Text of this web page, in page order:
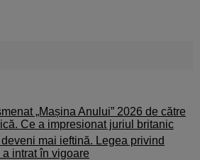
„Mașina Anului” 2026 de către
Ce a impresionat juriul britanic
mai ieftină. Legea privind
intrat în vigoare